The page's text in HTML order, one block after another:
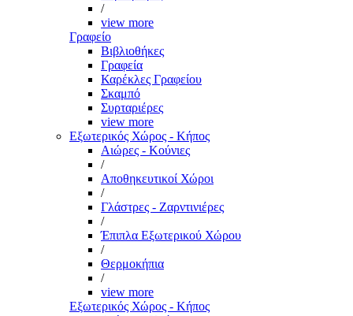
/
view more
Γραφείο
Βιβλιοθήκες
Γραφεία
Καρέκλες Γραφείου
Σκαμπό
Συρταριέρες
view more
Εξωτερικός Χώρος - Κήπος
Αιώρες - Κούνιες
/
Αποθηκευτικοί Χώροι
/
Γλάστρες - Ζαρντινιέρες
/
Έπιπλα Εξωτερικού Χώρου
/
Θερμοκήπια
/
view more
Εξωτερικός Χώρος - Κήπος